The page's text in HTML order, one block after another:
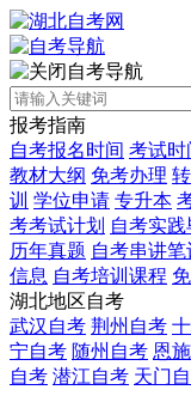
自考导航
报考指南
自考报名时间 考试时
教材大纲 免考办理
训 学位申请 专升本
考考试计划 自考实践
历年真题 自考串讲笔
信息 自考培训课程
湖北地区自考
武汉自考 荆州自考
宁自考 随州自考 恩
自考 潜江自考 天门